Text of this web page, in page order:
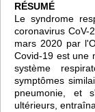
RÉSUMÉ
Le syndrome
coronavirus CoV-
mars 2020 par
Covid-19 est une
système
symptômes
pneumonie, et
ultérieurs,